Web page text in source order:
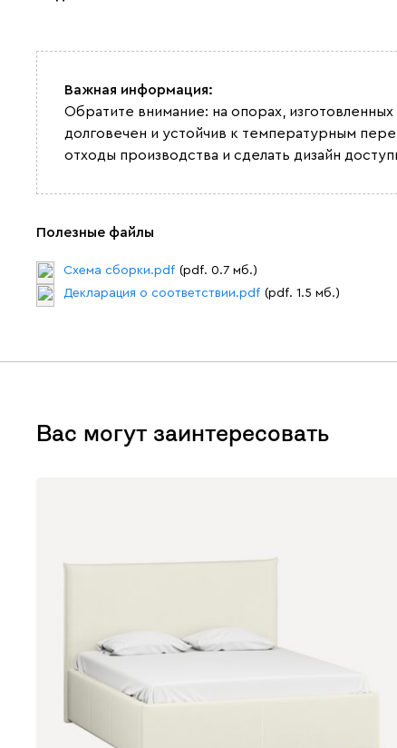
Важная информация:
Обратите внимание: на опорах,
долговечен и устойчив к температурным
отходы производства и сделать дизайн
Полезные файлы
Схема сборки.pdf (pdf. 0.7 мб.)
Декларация о соответствии.pdf (pdf. 1.5 мб.)
Вас могут заинтересовать